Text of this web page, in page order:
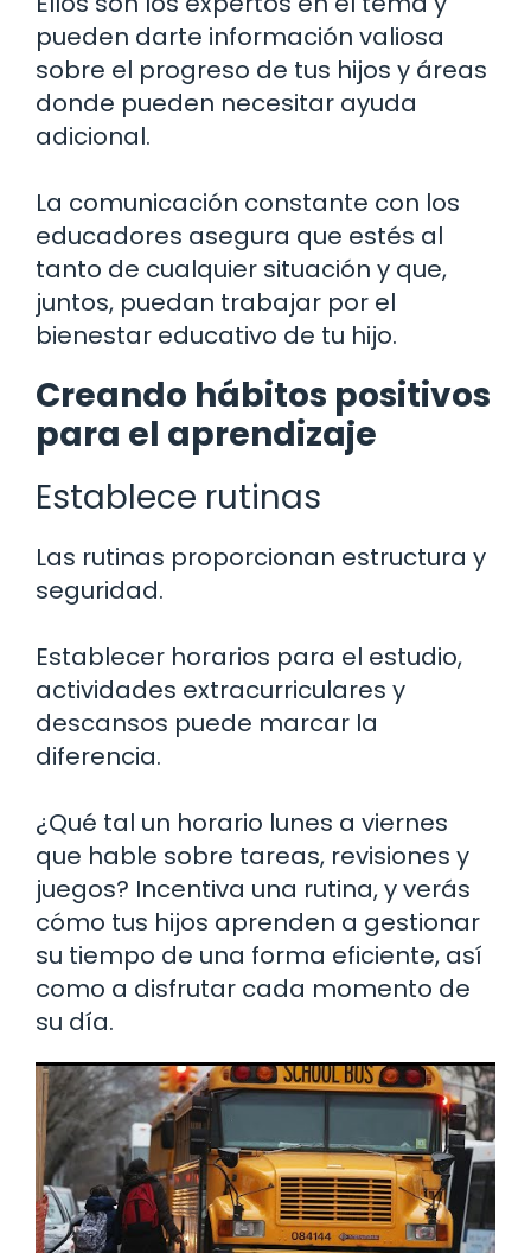
pueden darte información valiosa
sobre el progreso de tus hijos y áreas
donde pueden necesitar ayuda
adicional.
La comunicación constante con los
educadores asegura que estés al
tanto de cualquier situación y que,
juntos, puedan trabajar por el
bienestar educativo de tu hijo.
Creando hábitos positivos
para el aprendizaje
Establece rutinas
Las rutinas proporcionan estructura y
seguridad.
Establecer horarios para el estudio,
actividades extracurriculares y
descansos puede marcar la
diferencia.
¿Qué tal un horario lunes a viernes
que hable sobre tareas, revisiones y
juegos? Incentiva una rutina, y verás
cómo tus hijos aprenden a gestionar
su tiempo de una forma eficiente, así
como a disfrutar cada momento de
su día.